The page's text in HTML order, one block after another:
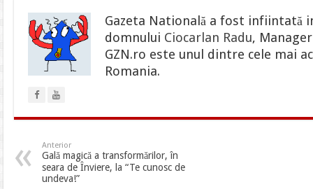
Gazeta Natională a fost infiintată
domnului Ciocarlan Radu,
GZN.ro este unul dintre cele mai
Romania.
Anterior
Gală magică a transformărilor, în
seara de Înviere, la “Te cunosc de
undeva!”